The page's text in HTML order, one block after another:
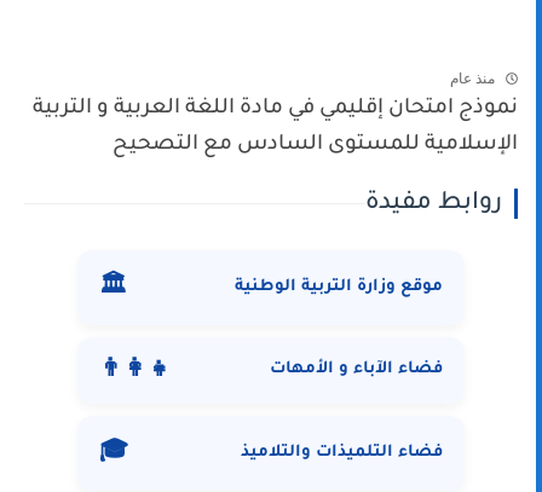
منذ عام
نموذج امتحان إقليمي في مادة اللغة العربية و التربية
الإسلامية للمستوى السادس مع التصحيح
روابط مفيدة
موقع وزارة التربية الوطنية 🏛️
فضاء الآباء و الأمهات 👨‍👩‍👧
فضاء التلميذات والتلاميذ 🎓